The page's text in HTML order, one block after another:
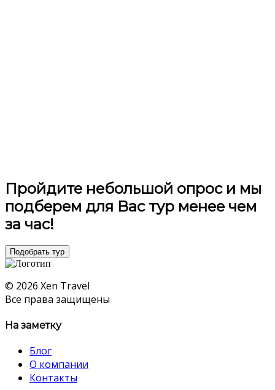
Пройдите небольшой опрос и мы
подберем для Вас тур менее чем
за час!
Подобрать тур
© 2026 Xen Travel
Все права защищены
На заметку
Блог
О компании
Контакты